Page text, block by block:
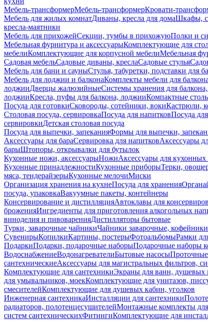
Мебель-трансформерМебель-трансформерКровати-
Мебель для жилых комнатДиваны, кресла для домаШкафы,
кресла-маятники
Мебель для прихожейСекции, тумбы в прихожуюПолки и
Мебельная фурнитура и аксессуарыКомплектующие для
мебелиКомплектующие для корпусной мебелиМебельная
Садовая мебельСадовые диваны, креслаСадовые стулья
Мебель для бани и сауныСтулья, табуретки, подставки для
Мебель для лоджии и балконаКомплекты мебели для
лоджииДверцы жалюзийныеСистемы хранения для
лоджииКресла, пуфы для балкона, лоджииКомпактные
Посуда для готовкиСковороды, сотейники, вокиКастрюли,
Столовая посуда, сервировкаПосуда для напитковПосуда
сервировкиДетская столовая посуда
Посуда для выпечки, запеканияФормы для выпечки,
Аксессуары для бараСервировка для напитковАксессуары
барыШтопоры, открывалки для бутылок
Кухонные ножи, аксессуарыНожиАксессуары для
Кухонные принадлежностиКухонные приборыТерки,
мяса, тендерайзерыКухонные мелочиМиски
Организация хранения на кухнеПосуда для хранения
посуда, упаковкаВакуумные пакеты, контейнеры
Консервирование и дистилляцияАвтоклавы для
броженияИнгредиенты для приготовления алкогольных
виноделия и пивоваренияДистилляторы бытовые
Турки, заварочные чайникиЧайники заварочные, кофейники
СувенирыКопилкиКартины, постерыФотоальбомыРамки
ПодаркиПодарки, подарочные наборыПодарочные наборы
ВодоснабжениеВодонагревателиБытовые насосы
сантехническиеАксессуары для магистральных фильтров,
Комплектующие для сантехникиЭкраны для ванн, душевых
для умывальников, моекКомплектующие для унитазов,
смесителейКомплектующие для душевых кабин, уголков
Инженерная сантехникаИнсталляции для сантехники
радиаторов, полотенцесушителейМонтажные комплекты
систем сантехническихФитингиКомплектующие для